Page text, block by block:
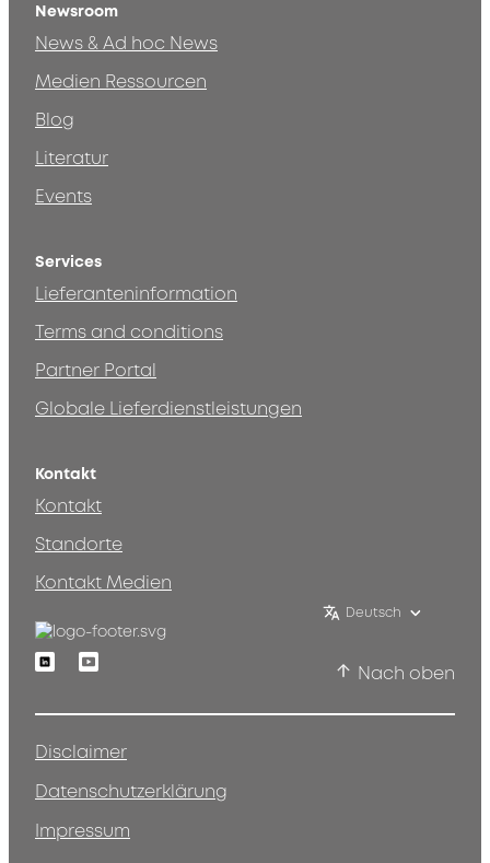
Newsroom
News & Ad hoc News
Medien Ressourcen
Blog
Literatur
Events
Services
Lieferanteninformation
Terms and conditions
Partner Portal
Globale Lieferdienstleistungen
Kontakt
Kontakt
Standorte
Kontakt Medien
Deutsch
LinkedinYoutube
Nach oben
Disclaimer
Datenschutzerklärung
Impressum